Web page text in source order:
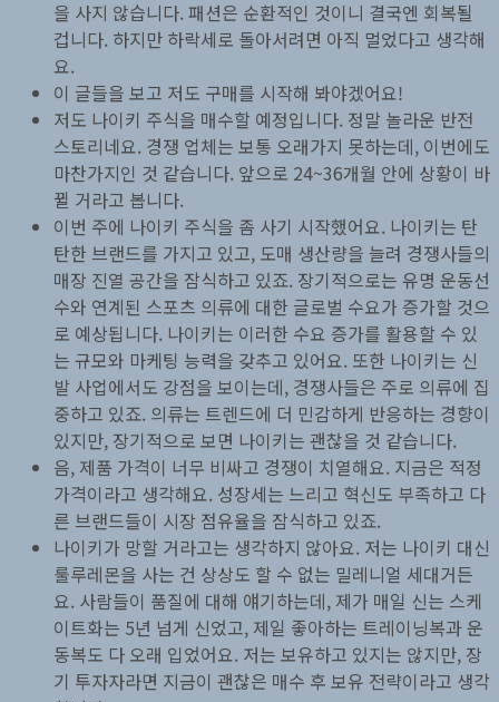
을 사지 않습니다. 패션은 순환적인 것이니 결국엔 회복될
겁니다. 하지만 하락세로 돌아서려면 아직 멀었다고 생각해
요.
이 글들을 보고 저도 구매를 시작해 봐야겠어요!
저도 나이키 주식을 매수할 예정입니다. 정말 놀라운 반전
스토리네요. 경쟁 업체는 보통 오래가지 못하는데, 이번에도
마찬가지인 것 같습니다. 앞으로 24~36개월 안에 상황이 바
뀔 거라고 봅니다.
이번 주에 나이키 주식을 좀 사기 시작했어요. 나이키는 탄
탄한 브랜드를 가지고 있고, 도매 생산량을 늘려 경쟁사들의
매장 진열 공간을 잠식하고 있죠. 장기적으로는 유명 운동선
수와 연계된 스포츠 의류에 대한 글로벌 수요가 증가할 것으
로 예상됩니다. 나이키는 이러한 수요 증가를 활용할 수 있
는 규모와 마케팅 능력을 갖추고 있어요. 또한 나이키는 신
발 사업에서도 강점을 보이는데, 경쟁사들은 주로 의류에 집
중하고 있죠. 의류는 트렌드에 더 민감하게 반응하는 경향이
있지만, 장기적으로 보면 나이키는 괜찮을 것 같습니다.
음, 제품 가격이 너무 비싸고 경쟁이 치열해요. 지금은 적정
가격이라고 생각해요. 성장세는 느리고 혁신도 부족하고 다
른 브랜드들이 시장 점유율을 잠식하고 있죠.
나이키가 망할 거라고는 생각하지 않아요. 저는 나이키 대신
룰루레몬을 사는 건 상상도 할 수 없는 밀레니얼 세대거든
요. 사람들이 품질에 대해 얘기하는데, 제가 매일 신는 스케
이트화는 5년 넘게 신었고, 제일 좋아하는 트레이닝복과 운
동복도 다 오래 입었어요. 저는 보유하고 있지는 않지만, 장
기 투자자라면 지금이 괜찮은 매수 후 보유 전략이라고 생각